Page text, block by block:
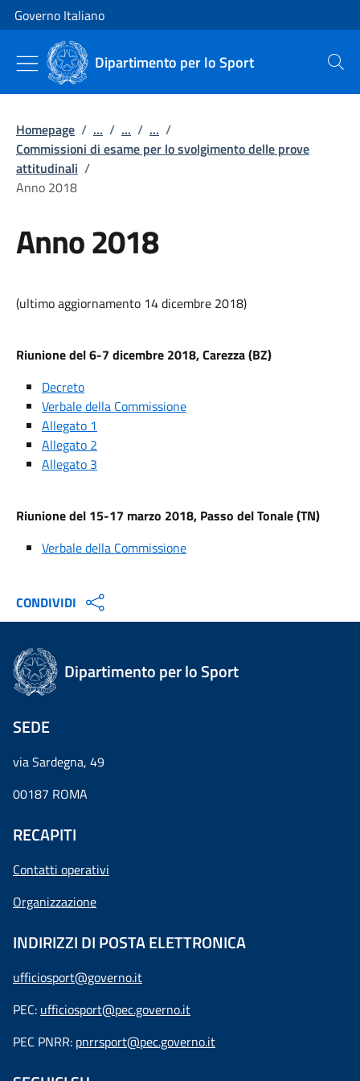
Vai al contenuto
Vai alla navigazione del sito
Governo Italiano
Dipartimento per lo Sport Cerca
Homepage / ... / ... / ... /
Commissioni di esame per lo svolgimento delle prove
attitudinali /
Anno 2018
Anno 2018
(ultimo aggiornamento 14 dicembre 2018)
Riunione del 6-7 dicembre 2018, Carezza (BZ)
Decreto
Verbale della Commissione
Allegato 1
Allegato 2
Allegato 3
Riunione del 15-17 marzo 2018, Passo del Tonale (TN)
Verbale della Commissione
CONDIVIDI
Dipartimento per lo Sport
SEDE
via Sardegna, 49
00187 ROMA
RECAPITI
Contatti operativi
Organizzazione
INDIRIZZI DI POSTA ELETTRONICA
ufficiosport@governo.it
PEC: ufficiosport@pec.governo.it
PEC PNRR: pnrrsport@pec.governo.it